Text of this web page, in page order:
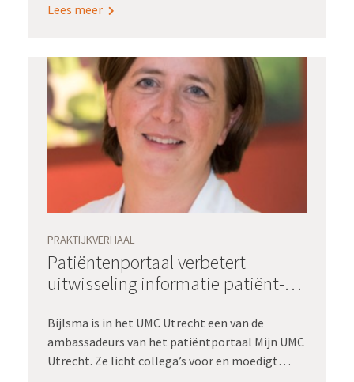
bij Registratie aan de bron, presenteren
Kessel de toepassing van Registratie aan de
bron en Waardegedreven zorg binnen het
Hersentumorcentrum Amsterdam (onderdeel
van Amsterdam UMC /Cancer Center
Amsterdam). In deze compacte sessie van een
uur bespreken ze het plan van aanpak, de eerste
resultaten en de lessons learned.
Lees meer
PRAKTIJKVERHAAL
Patiëntenportaal verbetert
uitwisseling informatie patiënt-
Bijlsma is in het UMC Utrecht een van de
ambassadeurs van het patiëntportaal Mijn UMC
Utrecht. Ze licht collega’s voor en moedigt